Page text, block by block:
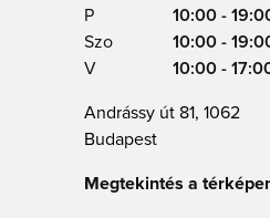
P
10:00 -
Szo
10:00 -
V
10:00 -
Andrássy út 81, 1062
Budapest
Megtekintés a